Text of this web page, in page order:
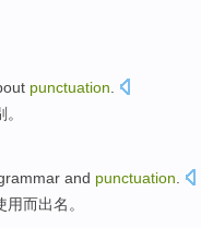
punctuation
。
and punctuation
用而出名 。